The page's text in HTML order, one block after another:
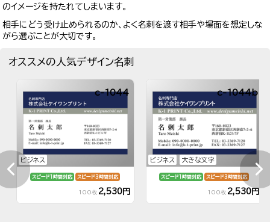
のイメージを持たれてしまいます。
相手にどう受け止められるのか、よく名刺を渡す相手や場面を想定しな
がら選ぶことが大切です。
オススメの人気デザイン名刺
ビジネス
c-1044
スピード1時間対応 スピード3時間対応
100枚 2,530円
ビジネス 大きな文字
c-1044b
スピード1時間対応 スピード3時間対応
100枚 2,530円